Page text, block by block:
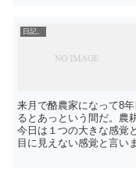
日記。
来月で酪農家になって8
るとあっという間だ。農
今日は１つの大きな感覚
目に見えない感覚と言い